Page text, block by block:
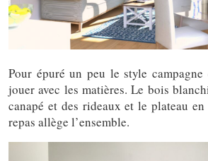
Pour épuré un peu le style
jouer avec les matières. Le bois
canapé et des rideaux et le plateau
repas allège l’ensemble.